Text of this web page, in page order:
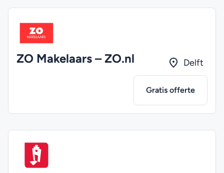
ZO Makelaars – ZO.nl Delft
Gratis offerte